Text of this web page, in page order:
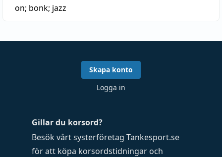
on; bonk; jazz
Gillar du korsord?
Besök vårt systerföretag Tankesport.se
för att köpa korsordstidningar och
Skapa konto
Logga in